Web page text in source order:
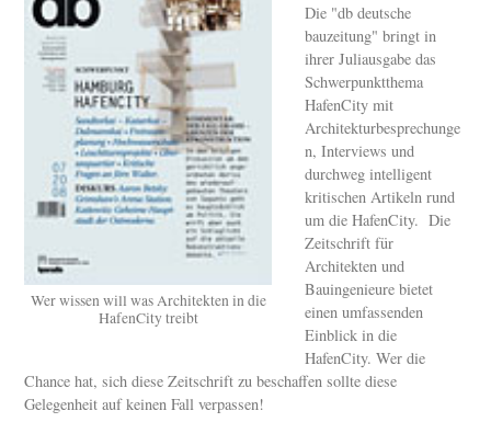
Wer wissen will was Architekten in die
HafenCity treibt
Die "db deutsche
bauzeitung" bringt in
ihrer Juliausgabe das
Schwerpunktthema
HafenCity mit
Architekturbesprechunge
n, Interviews und
durchweg intelligent
kritischen Artikeln rund
um die HafenCity. Die
Zeitschrift für
Architekten und
Bauingenieure bietet
einen umfassenden
Einblick in die
HafenCity. Wer die
Chance hat, sich diese Zeitschrift zu beschaffen sollte diese
Gelegenheit auf keinen Fall verpassen!